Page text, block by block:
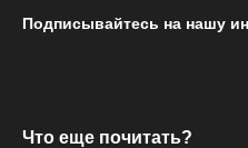
Подписывайтесь на нашу
Что еще почитать?